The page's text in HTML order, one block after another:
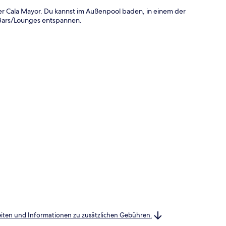
Mayor. Du kannst im Außenpool baden, in einem der
Lounges entspannen.
und Informationen zu zusätzlichen Gebühren.